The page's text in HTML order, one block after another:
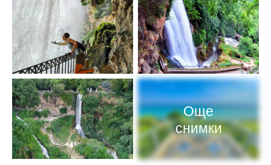
Още
снимки